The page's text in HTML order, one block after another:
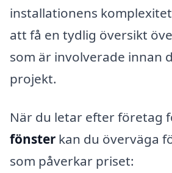
installationens
att få en tydlig översikt
som är involverade innan
projekt.
När du letar efter företag
fönster kan du överväga
som påverkar priset: